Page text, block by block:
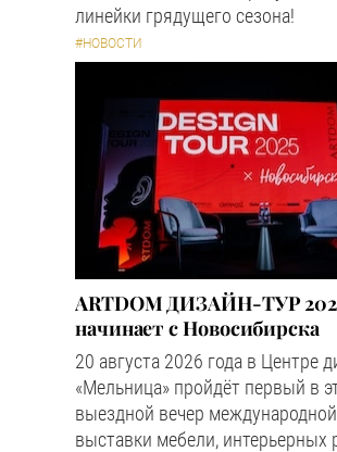
линейки грядущего сезона!
#НОВОСТИ
ARTDOM ДИЗАЙН-ТУР
начинает с Новосибирска
20 августа 2026 года в Центре
«Мельница» пройдёт первый в
выездной вечер международной
выставки мебели, интерьерных